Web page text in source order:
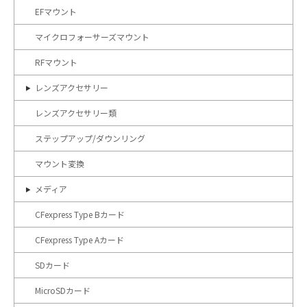
EFマウント
マイクロフォーサーズマウント
RFマウント
レンズアクセサリー
レンズアクセサリー類
ステップアップ/ダウンリング
マウント変換
メディア
CFexpress Type Bカード
CFexpress Type Aカード
SDカード
MicroSDカード